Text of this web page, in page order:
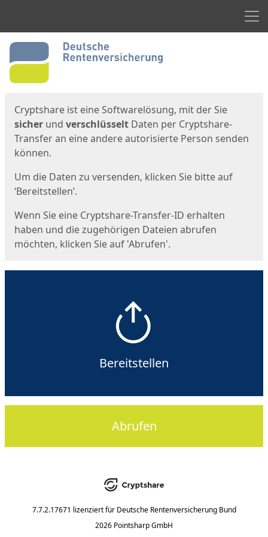
Start
Cryptshare ist eine Softwarelösung, mit der Sie
sicher und verschlüsselt Daten per Cryptshare-
Transfer an eine andere autorisierte Person senden
können.
Um die Daten zu versenden, klicken Sie bitte auf
‘Bereitstellen’.
Wenn Sie eine Cryptshare-Transfer-ID erhalten
haben und die zugehörigen Dateien abrufen
möchten, klicken Sie auf 'Abrufen'.
Bereitstellen
Abrufen
7.7.2.17671 lizenziert für Deutsche Rentenversicherung Bund
2026 Pointsharp GmbH